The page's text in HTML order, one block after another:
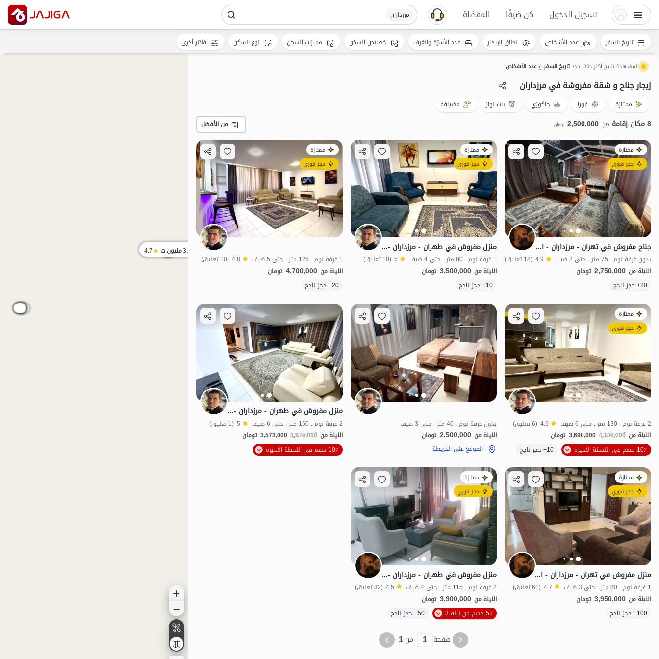
تسجيل الدخول كن ضيفًا المفضلة مرزداران
3.95مليون ت 4.7
لمشاهدة نتائج أكثر دقة، حددتاريخ السفروعدد الأشخاص
إيجار جناح و شقة مفروشة في مرزداران
ممتازة. فورا. جاكوزي بات نواز مضيافة
8 مكان إقامة من 2,500,000 تومان من الأفضل
ممتازة
حجز فوري
جناح مفروش في تهران - مرزداران - الوحدة 5
بدون غرفة نوم . 75 متر . حتى 2 ضيف 4.9 (18 تعليق)
الليلة من 2,750,000 تومان
20+ حجز ناجح
بات نواز الموقع على الخريطة
ممتازة
حجز فوري
منزل مفروش في طهران - مرزداران - الطابق الثالث
1 غرفة نوم . 80 متر . حتى 4 ضيف 5 (10 تعليق)
الليلة من 3,500,000 تومان
10+ حجز ناجح
الموقع على الخريطة
ممتازة
حجز فوري
1 غرفة نوم . 125 متر . حتى 5 ضيف 4.8 (10 تعليق)
الليلة من 4,700,000 تومان
20+ حجز ناجح
ممتازة
حجز فوري
2 غرفة نوم . 130 متر . حتى 6 ضيف 4.9 (6 تعليق)
الليلة من 4,100,000
3,690,000 تومان
10٪ خصم في اللحظة الأخيرة
10+ حجز ناجح الموقع على الخريطة
بدون غرفة نوم . 40 متر . حتى 3 ضيف
الليلة من 2,500,000 تومان
الموقع على الخريطة
منزل مفروش في طهران - مرزداران - طابق سفلي
2 غرفة نوم . 150 متر . حتى 6 ضيف 5 (1 تعليق)
الليلة من 3,970,000
3,573,000 تومان
10٪ خصم في اللحظة الأخيرة
ممتازة
حجز فوري
منزل مفروش في تهران - مرزداران - الوحدة 2
1 غرفة نوم . 80 متر . حتى 3 ضيف 4.7 (61 تعليق)
الليلة من 3,950,000 تومان
100+ حجز ناجح
بات نواز
ممتازة
حجز فوري
منزل مفروش في طهران - مرزداران - الوحدة 3
2 غرفة نوم . 115 متر . حتى 4 ضيف 4.5 (32 تعليق)
الليلة من 3,900,000 تومان
5٪ خصم من ليلة 3
50+ حجز ناجح الموقع على الخريطة
صفحة 1 من1
تاريخ السفر عدد الأشخاص نطاق الإيجار عدد الأسرّة والغرف خصائص السكن مميزات السكن نوع السكن فلاتر أخرى